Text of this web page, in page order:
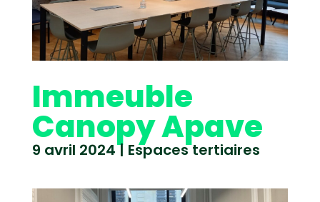
Immeuble
Canopy Apave
9 avril 2024| Espaces tertiaires